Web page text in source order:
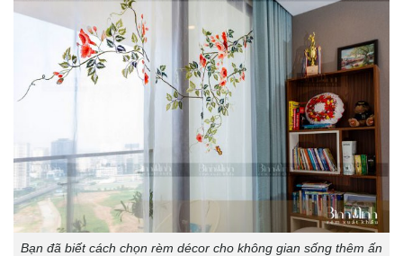
Bạn đã biết cách chọn rèm décor cho không gian sống thêm ấn